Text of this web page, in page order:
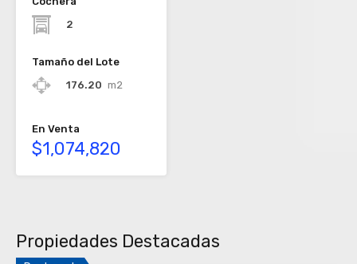
2
Tamaño del Lote
176.20 m2
En Venta
$1,074,820
Propiedades Destacadas